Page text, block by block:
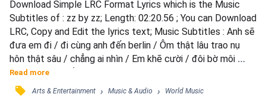
Download Simple LRC Format Lyrics which is the Music
Subtitles of : zz by zz; Length: 02:20.56 ; You can Download
LRC, Copy and Edit the lyrics text; Music Subtitles : Anh sẽ
đưa em đi / đi cùng anh đến berlin / Ôm thật lâu trao nụ
hôn thật sâu / chẳng ai nhìn / Em khẽ cười / đôi bờ môi
dường như muốn vibin / Trao bàn tay anh sẽ đưa em đi /
đưa em qua alexanderplatz / Trong trời sao em là bông
đẹp nhất / Đưa em qua được cả ostkreuz / Say đêm nay là
Read more
󰓹 Arts & Entertainment › Music & Audio › World Music